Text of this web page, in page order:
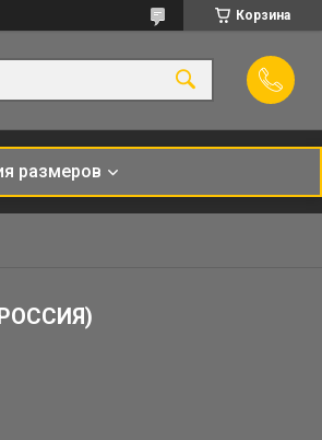
Корзина
размеров